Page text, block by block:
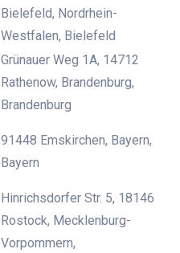
Bielefeld, Nordrhein-
Westfalen, Bielefeld
Grünauer Weg 1A, 14712
Rathenow, Brandenburg,
Brandenburg
91448 Emskirchen, Bayern,
Bayern
Hinrichsdorfer Str. 5, 18146
Rostock, Mecklenburg-
Vorpommern,